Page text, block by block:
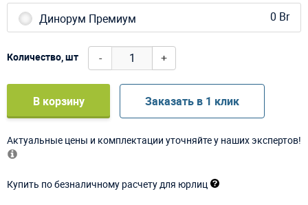
Динорум Премиум 0 Br
Количество, шт - +
В корзину Заказать в 1 клик
Актуальные цены и комплектации уточняйте у наших экспертов!
Купить по безналичному расчету для юрлиц